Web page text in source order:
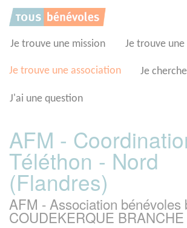
Je trouve une mission Je trouve
Je trouve une association Je
J'ai une question
AFM -
Téléthon - Nord
(Flandres)
AFM - Association bénévoles
COUDEKERQUE BRANCHE
Panneau de gestion des cookies